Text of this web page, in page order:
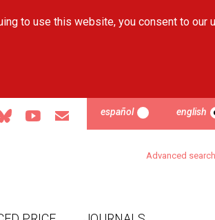
to use this website, you consent to our
español english
Advanced search